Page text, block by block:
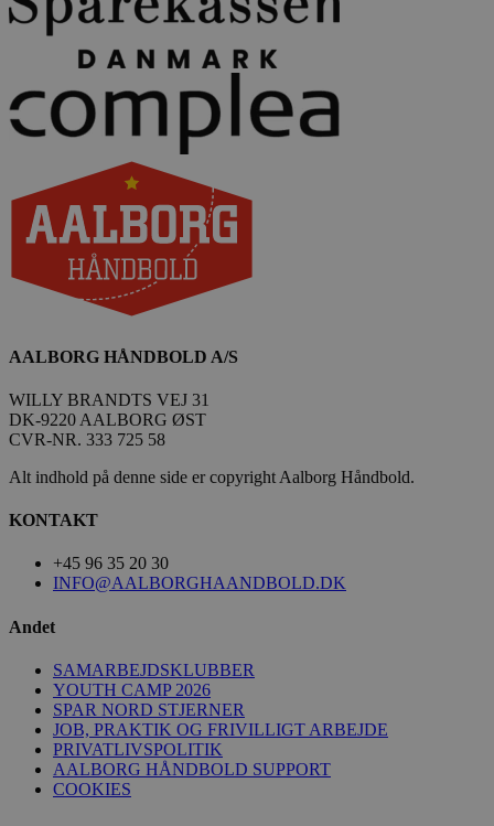
AALBORG HÅNDBOLD A/S
WILLY BRANDTS VEJ 31
DK-9220 AALBORG ØST
CVR-NR. 333 725 58
Alt indhold på denne side er copyright Aalborg Håndbold.
KONTAKT
+45 96 35 20 30
INFO@AALBORGHAANDBOLD.DK
Andet
SAMARBEJDSKLUBBER
YOUTH CAMP 2026
SPAR NORD STJERNER
JOB, PRAKTIK OG FRIVILLIGT ARBEJDE
PRIVATLIVSPOLITIK
AALBORG HÅNDBOLD SUPPORT
COOKIES